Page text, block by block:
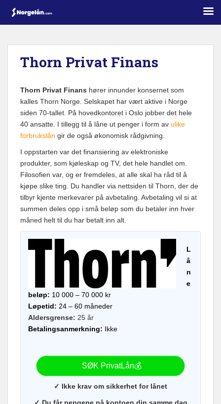
Thorn Privat Finans
Thorn Privat Finans hører innunder konsernet som
kalles Thorn Norge. Selskapet har vært aktive i Norge
siden 70-tallet. På hovedkontoret i Oslo jobber det hele
40 ansatte. I tillegg til å låne ut penger i form av ulike
forbrukslån gir de også økonomisk rådgivning.
I oppstarten var det finansiering av elektroniske
produkter, som kjøleskap og TV, det hele handlet om.
Filosofien var, og er fremdeles, at alle skal ha råd til å
kjøpe slike ting. Du handler via nettsiden til Thorn, der de
tilbyr kjente merkevarer på avbetaling. Avbetaling vil si at
summen deles opp i små beløp som du betaler inn hver
måned helt til du har betalt inn alt.
L
å
n
e
beløp: 10 000 – 70 000 kr
Løpetid: 24 – 60 måneder
Aldersgrense: 25 år
Betalingsanmerkning: Ikke
SØK PrivatLån💰
✓ Ikke krav om sikkerhet for lånet